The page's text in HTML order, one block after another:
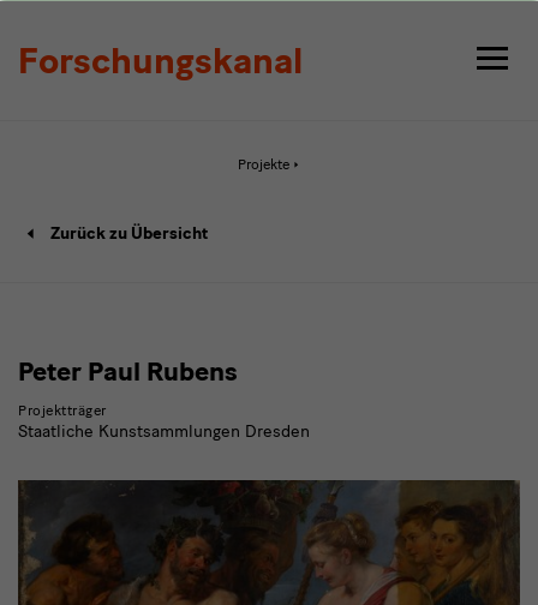
Forschungskanal
Projekte
Projekt
Zurück zu Übersicht
Peter Paul Rubens
Projektträger
Staatliche Kunstsammlungen Dresden